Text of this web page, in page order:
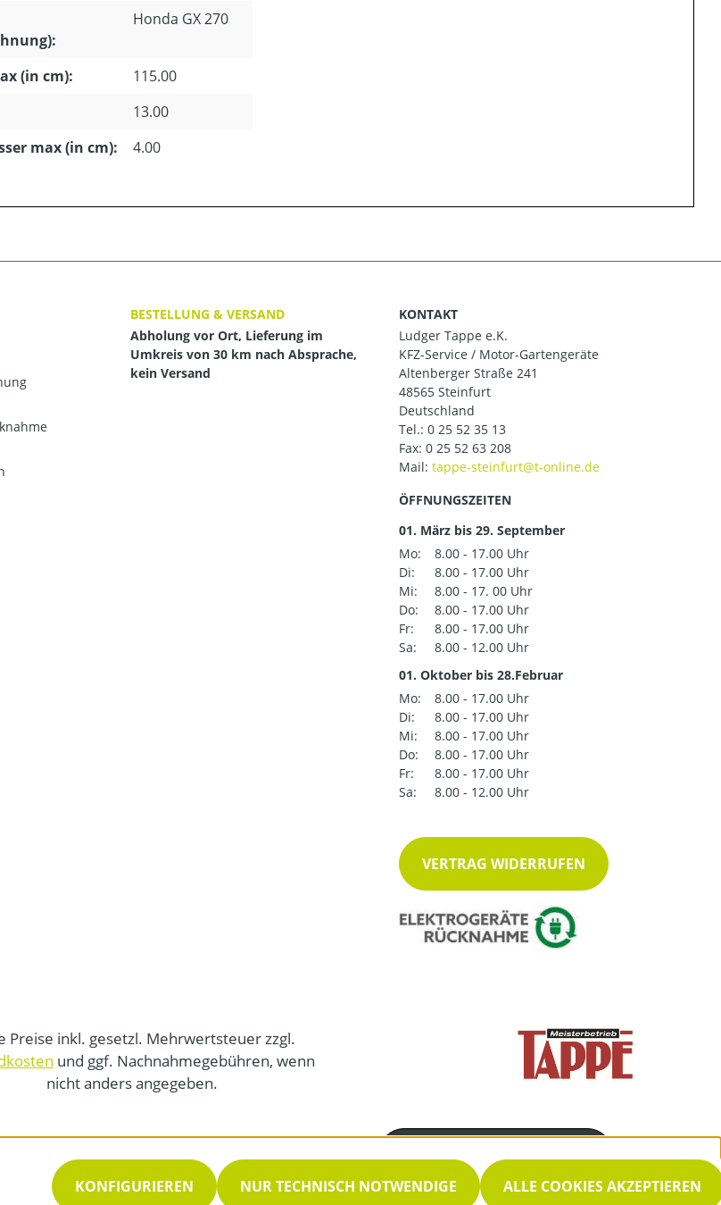
Honda GX 270
(in cm):
115.00
13.00
max (in cm):
4.00
BESTELLUNG & VERSAND
Abholung vor Ort, Lieferung im
Umkreis von 30 km nach Absprache,
kein Versand
KONTAKT
Ludger Tappe e.K.
KFZ-Service / Motor-Gartengeräte
Altenberger Straße 241
48565 Steinfurt
Deutschland
Tel.: 0 25 52 35 13
Fax: 0 25 52 63 208
Mail:
ÖFFNUNGSZEITEN
01. März bis 29. September
Mo:
8.00 - 17.00 Uhr
Di:
8.00 - 17.00 Uhr
Mi:
8.00 - 17. 00 Uhr
Do:
8.00 - 17.00 Uhr
Fr:
8.00 - 17.00 Uhr
Sa:
8.00 - 12.00 Uhr
01. Oktober bis 28.Februar
Mo:
8.00 - 17.00 Uhr
Di:
8.00 - 17.00 Uhr
Mi:
8.00 - 17.00 Uhr
Do:
8.00 - 17.00 Uhr
Fr:
8.00 - 17.00 Uhr
Sa:
8.00 - 12.00 Uhr
VERTRAG WIDERRUFEN
Preise inkl. gesetzl. Mehrwertsteuer zzgl.
und ggf. Nachnahmegebühren, wenn
nicht anders angegeben.
0 25 52 35 13
NUR TECHNISCH NOTWENDIGE
KONFIGURIEREN ALLE COOKIES AKZEPTIEREN